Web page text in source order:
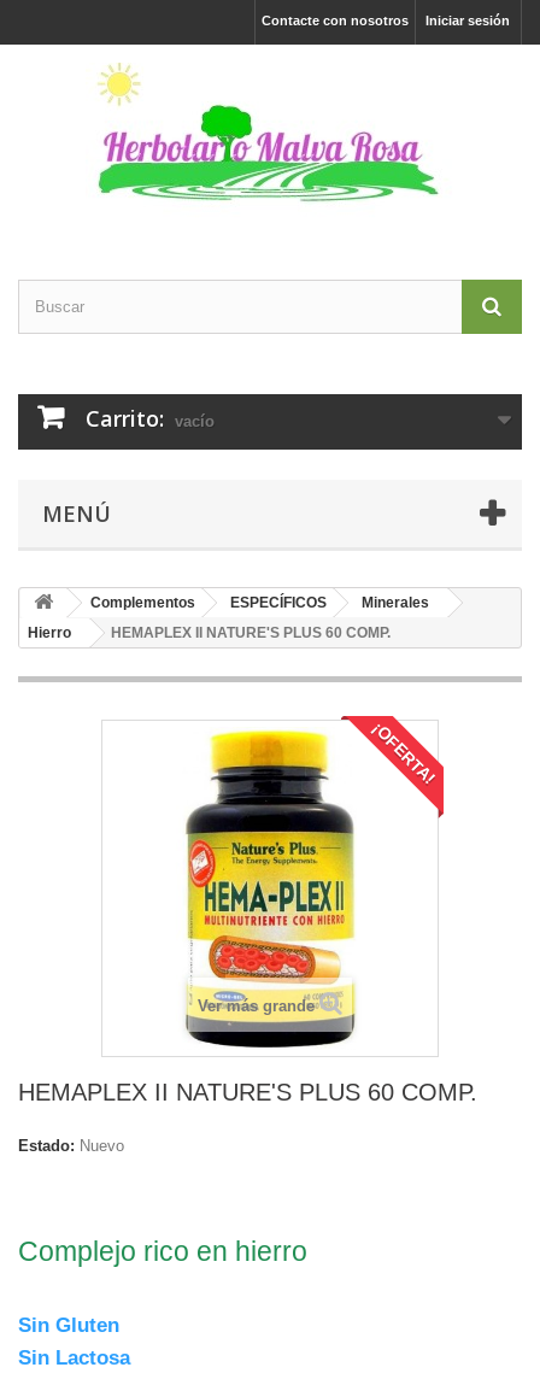
Iniciar sesión
Contacte con nosotros
Carrito: vacío
MENÚ
Complementos ESPECÍFICOS
Minerales
Hierro
HEMAPLEX II NATURE'S PLUS 60 COMP.
¡OFERTA!
Ver más grande
HEMAPLEX II NATURE'S PLUS 60 COMP.
Estado: Nuevo
Complejo rico en hierro
Sin Gluten
Sin Lactosa